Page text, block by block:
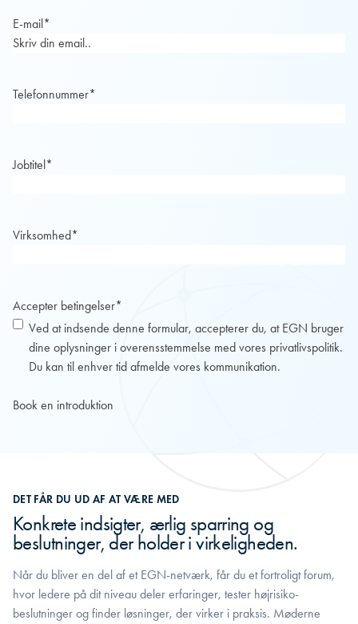
E-mail *
Telefonnummer*
Jobtitel *
Virksomhed*
Accepter betingelser*
Ved at indsende denne formular, accepterer du, at EGN bruger
dine oplysninger i overensstemmelse med vores privatlivspolitik.
Du kan til enhver tid afmelde vores kommunikation.
DET FÅR DU UD AF AT VÆRE MED
Konkrete indsigter, ærlig sparring og
beslutninger, der holder i virkeligheden.
Når du bliver en del af et EGN-netværk, får du et fortroligt forum,
hvor ledere på dit niveau deler erfaringer, tester højrisiko-
beslutninger og finder løsninger, der virker i praksis. Møderne